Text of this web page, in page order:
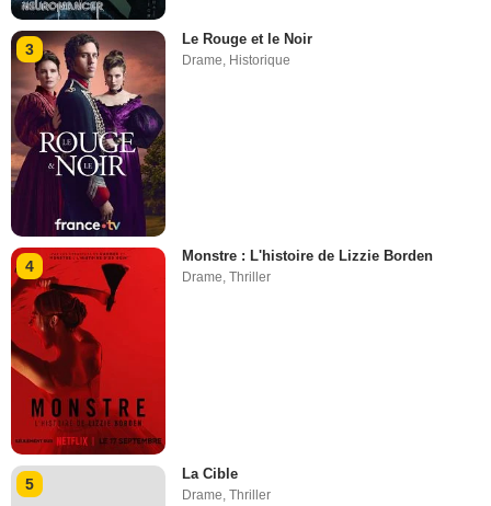
3
Le Rouge et le Noir
Drame, Historique
4
Monstre : L'histoire de Lizzie Borden
Drame,Thriller
5
La Cible
Drame ,Thriller